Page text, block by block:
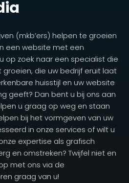
(mkb’ers) helpen te groeien
een website met een
op zoek naar een specialist die
die uw bedrijf eruit laat
huisstijl en uw website
geeft? Dan bent u bij ons aan
u graag op weg en staan
bij het vormgeven van uw
in onze services of wilt u
expertise als grafisch
en omstreken? Twijfel niet en
met ons via de
graag van u!